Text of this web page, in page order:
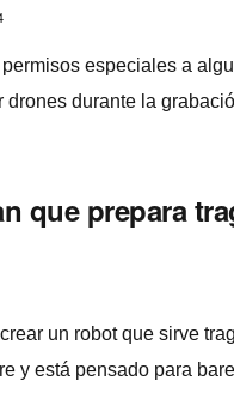
especiales a
drones durante la
que prepara
un robot que sirve
y está pensado para